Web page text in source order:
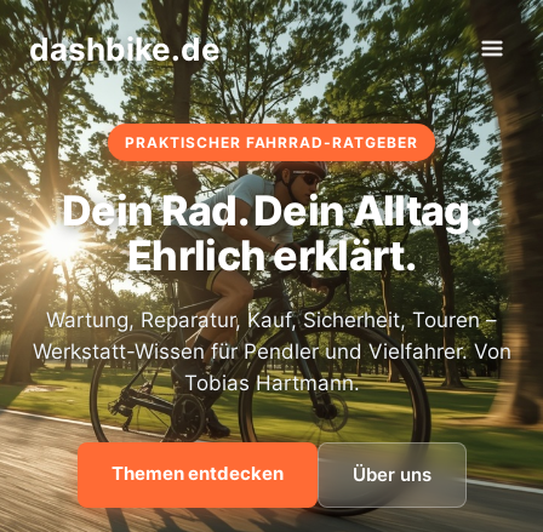
Zum
Inhalt
springen
dashbike.de
PRAKTISCHER FAHRRAD-RATGEBER
Dein Rad. Dein Alltag.
Ehrlich erklärt.
Wartung, Reparatur, Kauf, Sicherheit, Touren –
Werkstatt-Wissen für Pendler und Vielfahrer. Von
Tobias Hartmann.
Themen entdecken Über uns